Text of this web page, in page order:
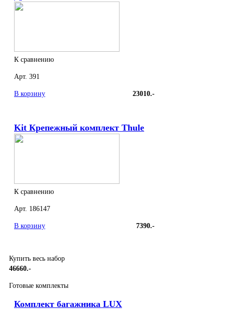
К сравнению
Арт. 391
В корзину 23010.-
Kit Крепежный комплект Thule
К сравнению
Арт. 186147
В корзину 7390.-
Купить весь набор
46660.-
Готовые комплекты
Комплект багажника LUX